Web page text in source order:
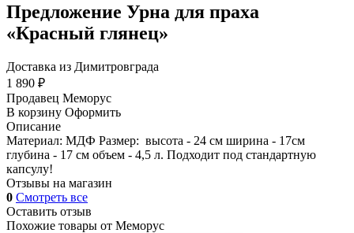
Предложение Урна для праха
«Красный глянец»
Доставка из Димитровграда
1 890 ₽
Продавец Меморус
В корзину Оформить
Описание
Материал: МДФ Размер: высота - 24 см ширина - 17см
глубина - 17 см объем - 4,5 л. Подходит под стандартную
капсулу!
Отзывы на магазин
0 Смотреть все
Оставить отзыв
Похожие товары от Меморус